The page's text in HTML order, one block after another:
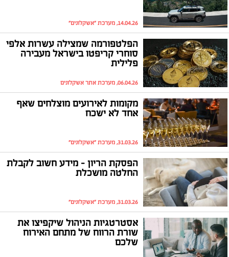
14.04.26, מערכת "אשקלונים"
הפלטפורמה שמצילה עשרות אלפי
סוחרי קריפטו בישראל מעבירה
פלילית
06.04.26, מערכת אתר אשקלונים
מקומות לאירועים מוצלחים שאף
אחד לא ישכח
31.03.26, מערכת "אשקלונים"
הפסקת הריון – מידע חשוב לקבלת
החלטה מושכלת
31.03.26, מערכת "אשקלונים"
אסטרטגיות הניהול שיקפיצו את
שורת הרווח של מתחם האירוח
שלכם